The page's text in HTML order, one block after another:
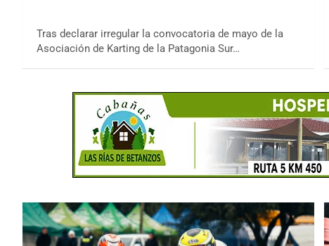
Tras declarar irregular la convocatoria de mayo de la
Asociación de Karting de la Patagonia Sur…